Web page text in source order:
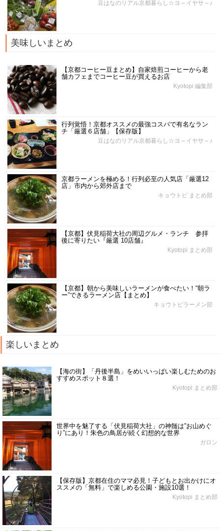
豆はなのリアル京都暮らし☆ヨ～イヤサ～♪
美味しいまとめ
【京都コーヒー豆まとめ】自家焙煎コーヒーから老
舗カフェまでコーヒー豆が買えるお店
Kyotopi 編集部
行列覚悟！京都オススメの最強コスパで有名なラン
チ「厳選６店舗」【保存版】
豆はなのリアル京都暮らし☆ヨ～イヤサ～♪
京都ラーメンを極める！行列必至の人気店「厳選12
店」市内から郊外店まで
キョウトピ まとめ部
【京都】伏見稲荷大社の周辺グルメ・ランチ 参拝
後に寄りたい『厳選 10店舗』
Kyotopi まとめ部
【京都】朝から美味しいラーメンが食べたい！“朝ラ
ー”できるラーメン店【まとめ】
キョウトピラーメン部
楽しいまとめ
【海の街】「丹後半島」をめいいっぱい楽しむためのお
すすめスポット８選！
Kyotopi まとめ部
世界中を魅了する「伏見稲荷大社」の神髄は”お山めぐ
り”にあり！朱色の鳥居が続く幻想的な世界
ガロン
【保存版】京都在住のママ必見！子どもとお出かけにオ
ススメの「無料」で楽しめる公園・施設10選！
Kyotopi まとめ部